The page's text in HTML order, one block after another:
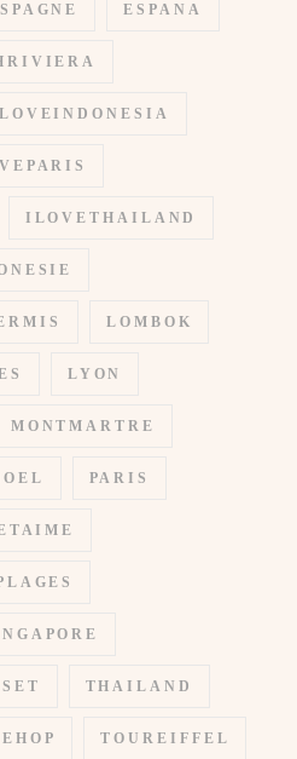
ESPANA
ILOVETHAILAND
LOMBOK
LYON
MONTMARTRE
PARIS
THAILAND
TOUREIFFEL